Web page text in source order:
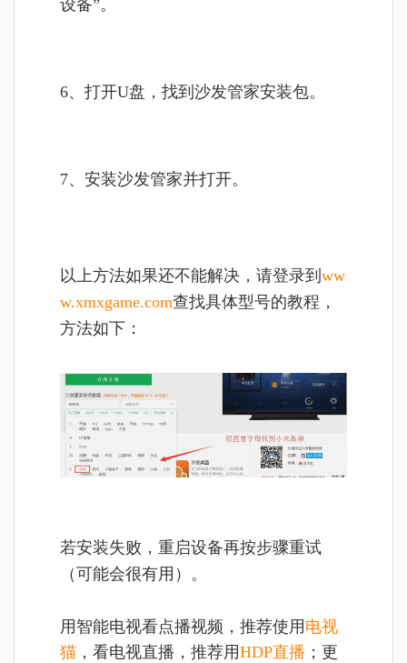
设备”。
6、打开U盘，找到沙发管家安装包。
7、安装沙发管家并打开。
以上方法如果还不能解决，请登录到 ww
w.xmxgame.com查找具体型号的教程，
方法如下：
若安装失败，重启设备再按步骤重试
（可能会很有用）。
用智能电视看点播视频，推荐使用 电视
猫 ，看电视直播，推荐用HDP直播 ；更